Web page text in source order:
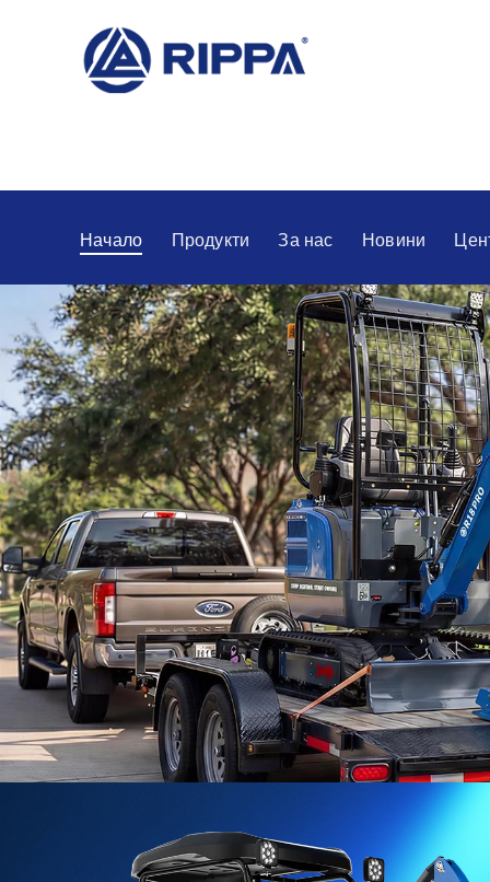
Начало Продукти За нас Новини